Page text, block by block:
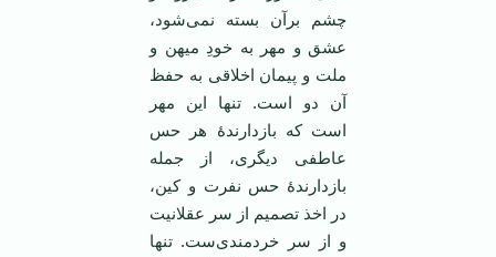
چشم برآن بسته نمی‌شود،
عشق و مهر به خودِ میهن و
ملت و پیمان اخلاقی به حفظ
آن دو است. تنها این مهر
است که بازدارندۀ هر حس
عاطفی دیگری، از جمله
بازدارندۀ حس نفرت و کین،
در اخذ تصمیم از سر عقلانیت
و از سر خردمندی‌ست. تنها